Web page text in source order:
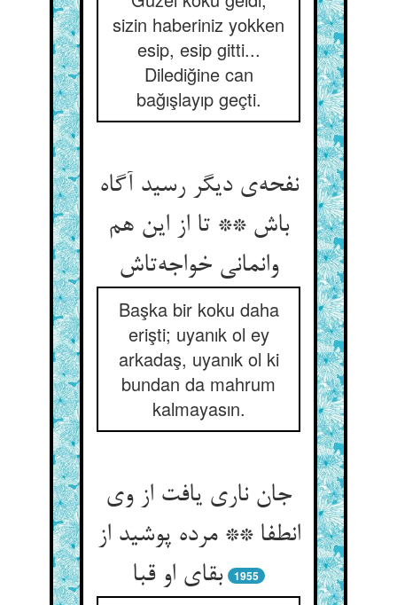
sizin haberiniz yokken
esip, esip gitti...
Dilediğine can
bağışlayıp geçti.
نفحه‌‌ی دیگر رسید آگاه
باش ** تا از این هم
Başka bir koku daha
erişti; uyanık ol ey
arkadaş, uyanık ol ki
bundan da mahrum
kalmayasın.
جان ناری یافت از وی
انطفا ** مرده پوشید از
بقای او قبا
1955